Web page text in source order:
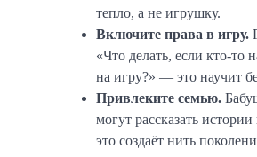
тепло, а не игрушку.
Включите права в игру.
«Что делать, если кто-то
на игру?» — это научит
Привлеките семью.
могут рассказать
это создаёт нить